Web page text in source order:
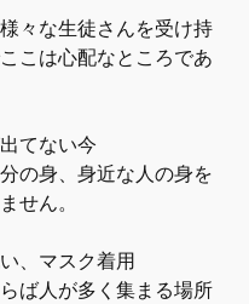
々な生徒さんを受け持
こは心配なところであ
てない今
の身、身近な人の身を
せん。
、マスク着用
ば人が多く集まる場所